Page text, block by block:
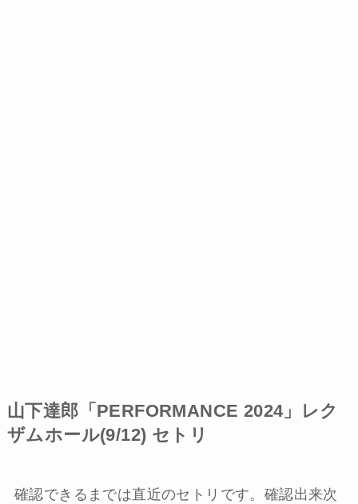
山下達郎「PERFORMANCE 2024」レク
ザムホール(9/12) セトリ
確認できるまでは直近のセトリです。確認出来次